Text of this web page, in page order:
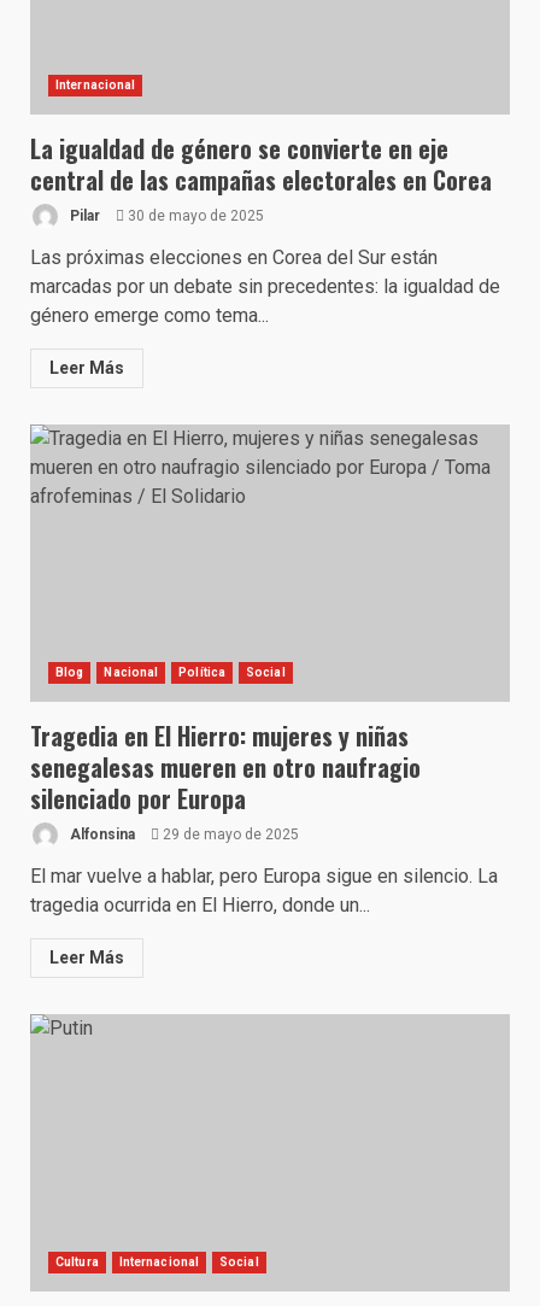
Internacional
La igualdad de género se convierte en eje
central de las campañas electorales en Corea
Pilar 30 de mayo de 2025
Las próximas elecciones en Corea del Sur están
marcadas por un debate sin precedentes: la igualdad de
género emerge como tema...
Leer Más
Blog Nacional Política Social
Tragedia en El Hierro: mujeres y niñas
senegalesas mueren en otro naufragio
silenciado por Europa
Alfonsina 29 de mayo de 2025
El mar vuelve a hablar, pero Europa sigue en silencio. La
tragedia ocurrida en El Hierro, donde un...
Leer Más
Cultura Internacional Social